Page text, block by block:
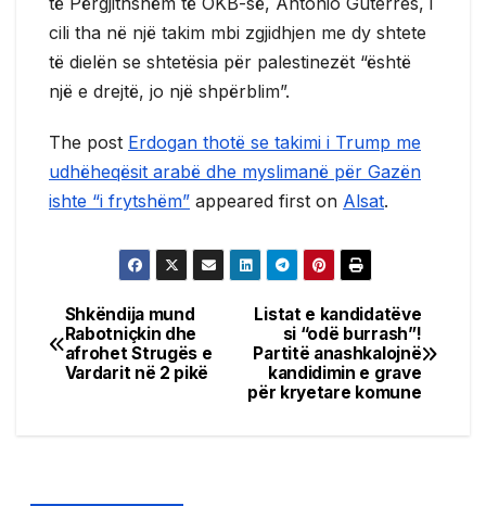
cili tha në një takim mbi zgjidhjen me dy shtete
të dielën se shtetësia për palestinezët “është
një e drejtë, jo një shpërblim”.
The post Erdogan thotë se takimi i Trump me
udhëheqësit arabë dhe myslimanë për Gazën
ishte “i frytshëm” appeared first on Alsat.
Post
navigation
Listat e kandidatëve
si “odë burrash”!
Partitë anashkalojnë
kandidimin e grave
për kryetare komune
Shkëndija mund
Rabotniçkin dhe
afrohet Strugës e
Vardarit në 2 pikë